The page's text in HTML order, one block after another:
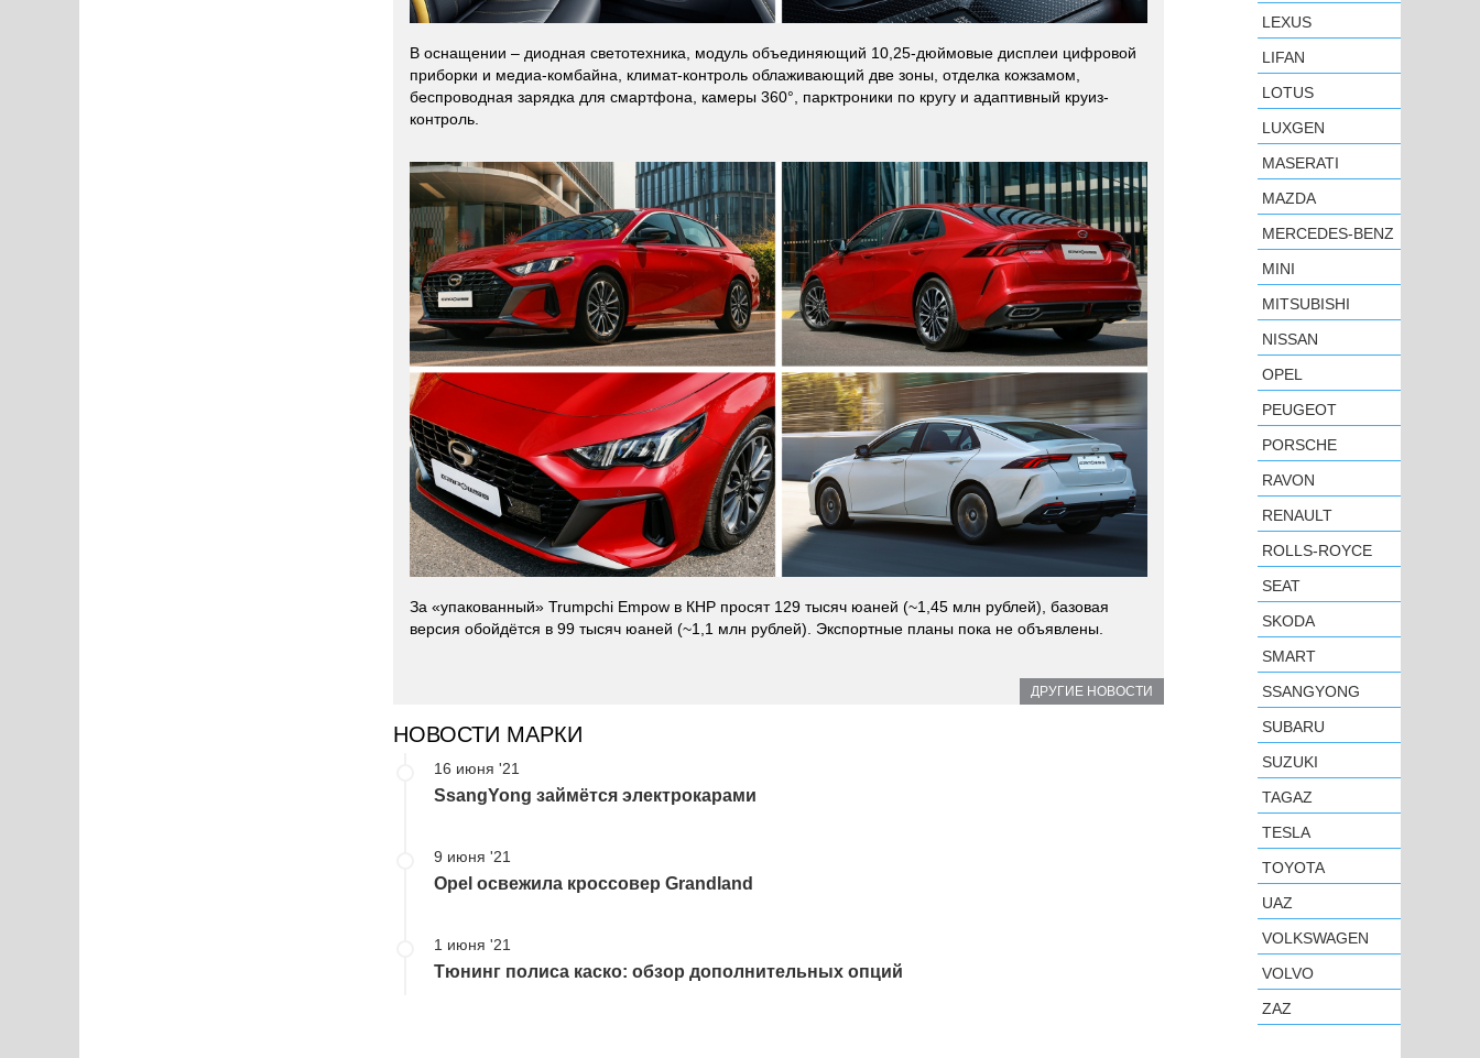
В оснащении – диодная светотехника, модуль объединяющий 10,25-дюймовые дисплеи цифровой
приборки и медиа-комбайна, климат-контроль облаживающий две зоны, отделка кожзамом,
беспроводная зарядка для смартфона, камеры 360°, парктроники по кругу и адаптивный круиз-
контроль.
За «упакованный» Trumpchi Empow в КНР просят 129 тысяч юаней (~1,45 млн рублей), базовая
версия обойдётся в 99 тысяч юаней (~1,1 млн рублей). Экспортные планы пока не объявлены.
ДРУГИЕ НОВОСТИ
НОВОСТИ МАРКИ
16 июня '21
SsangYong займётся электрокарами
9 июня '21
Opel освежила кроссовер Grandland
1 июня '21
Тюнинг полиса каско: обзор дополнительных опций
LEXUS
LIFAN
LOTUS
LUXGEN
MASERATI
MAZDA
MERCEDES-BENZ
MINI
MITSUBISHI
NISSAN
OPEL
PEUGEOT
PORSCHE
RAVON
RENAULT
ROLLS-ROYCE
SEAT
SKODA
SMART
SSANGYONG
SUBARU
SUZUKI
TAGAZ
TESLA
TOYOTA
UAZ
VOLKSWAGEN
VOLVO
ZAZ